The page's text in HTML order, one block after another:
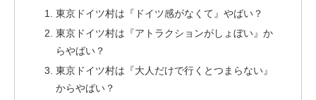
東京ドイツ村は『ドイツ感がなくて』やばい？
東京ドイツ村は『アトラクションがしょぼい』か
らやばい？
東京ドイツ村は『大人だけで行くとつまらない』
からやばい？